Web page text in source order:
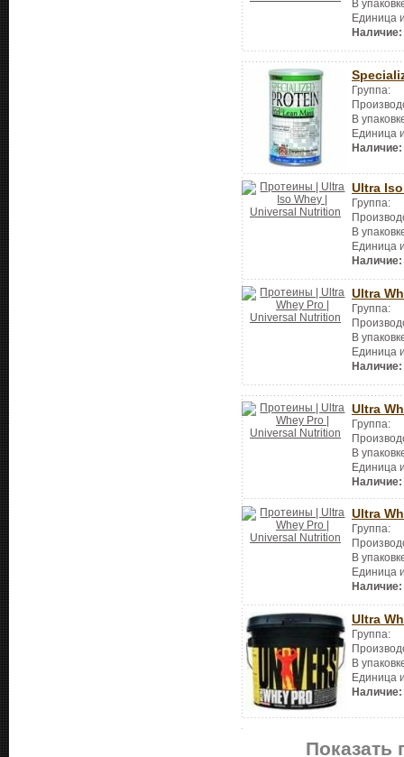
В
Единица
Наличие:
Группа:
В
Единица
Наличие:
Ultra
Группа:
В
Единица
Наличие:
Ultra
Группа:
В
Единица
Наличие:
Ultra
Группа:
В
Единица
Наличие:
Ultra
Группа:
В
Единица
Наличие:
Ultra
Группа:
В
Единица
Наличие:
Показать